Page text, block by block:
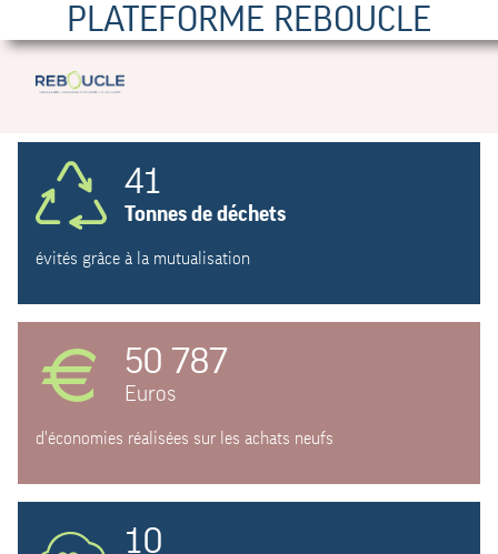
PLATEFORME REBOUCLE
41
Tonnes de déchets
évités grâce à la mutualisation
50 787
Euros
d'économies réalisées sur les achats neufs
10